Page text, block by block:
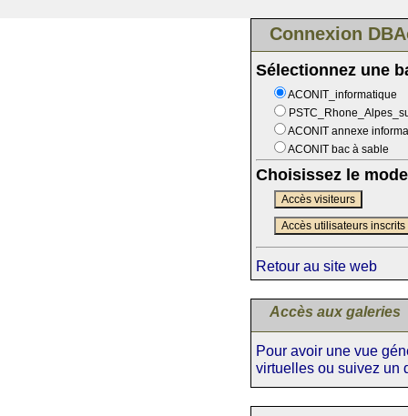
Connexion
Sélectionnez une
ACONIT_informatique
ACONIT annexe
ACONIT bac à sable
Choisissez le
Accès visiteurs
Accès utilisateurs inscrits
Retour au site web
Accès aux galeries
Pour avoir une vue
virtuelles ou suivez un